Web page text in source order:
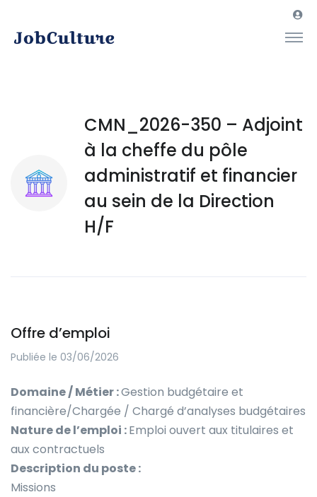
CMN_2026-350 – Adjoint
à la cheffe du pôle
administratif et financier
au sein de la Direction
H/F
Offre d’emploi
Publiée le 03/06/2026
Domaine / Métier :Gestion budgétaire et
financière/Chargée / Chargé d’analyses budgétaires
Nature de l’emploi :Emploi ouvert aux titulaires et
aux contractuels
Description du poste :
Missions